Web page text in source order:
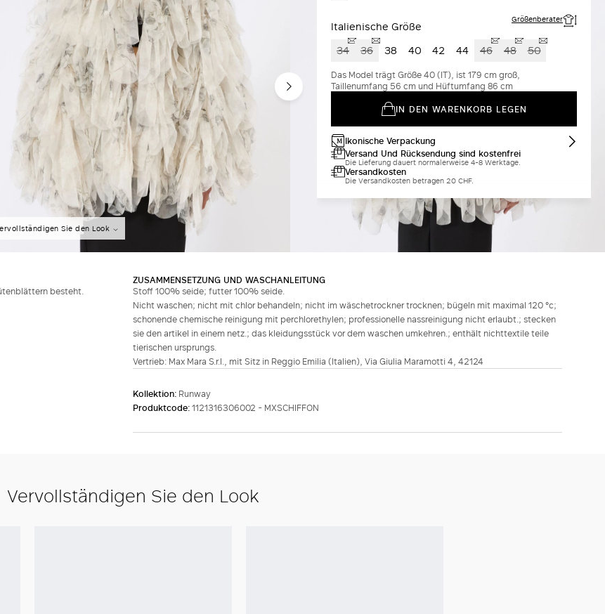
Sie den Look
Italienische Größe Größenberater
34 36 38 40 42 44 46 48 50
Das Model trägt Größe 40 (IT), ist 179 cm groß,
Taillenumfang 56 cm und Hüftumfang 86 cm
IN DEN WARENKORB LEGEN
Ikonische Verpackung
Versand Und Rücksendung sind kostenfrei
Die Lieferung dauert normalerweise 4-8 Werktage.
Versandkosten
Die Versandkosten betragen 20 CHF.
besteht.
ZUSAMMENSETZUNG UND WASCHANLEITUNG
Stoff 100% seide; futter 100% seide.
Nicht waschen; nicht mit chlor behandeln; nicht im wäschetrockner trocknen; bügeln mit maximal 120 °c;
schonende chemische reinigung mit perchlorethylen; professionelle nassreinigung nicht erlaubt.; stecken
sie den artikel in einem netz.; das kleidungsstück vor dem waschen umkehren.; enthält nichttextile teile
tierischen ursprungs.
Vertrieb: Max Mara S.r.l., mit Sitz in Reggio Emilia (Italien), Via Giulia Maramotti 4, 42124
Kollektion: Runway
Produktcode:1121316306002 - MXSCHIFFON
Vervollständigen Sie den Look